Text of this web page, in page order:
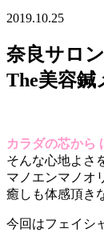
2019.10.25
奈良サロン
The美容鍼
カラダの芯から
そんな心地よさ
マノエンマノオ
癒しも体感頂き
今回はフェイシ